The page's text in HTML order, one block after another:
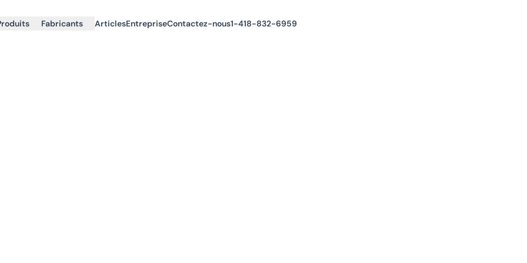
Fabricants ArticlesEntrepriseContactez-nous1-418-832-6959